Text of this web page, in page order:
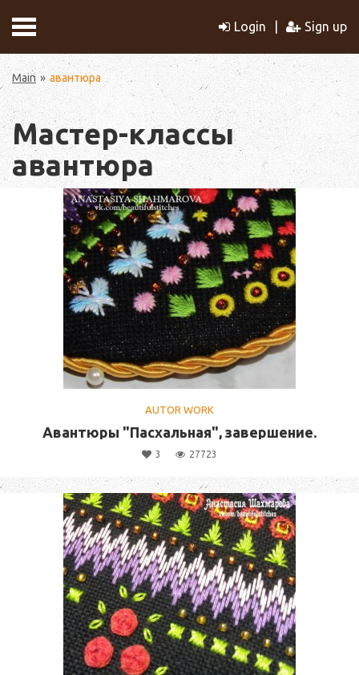
Login Sign up
Main авантюра
Мастер-классы
авантюра
AUTOR WORK
Авантюры "Пасхальная", завершение.
3 27723